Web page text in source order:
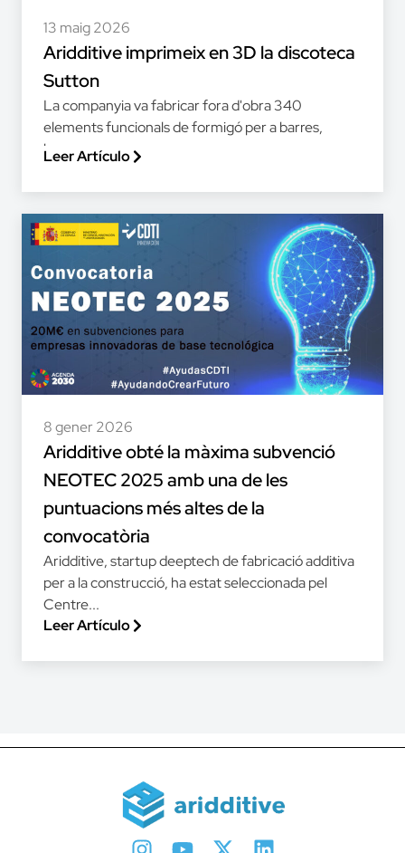
13 maig 2026
Aridditive imprimeix en 3D la discoteca
Sutton
La companyia va fabricar fora d'obra 340
elements funcionals de formigó per a barres,
bancs,...
Leer Artículo
8 gener 2026
Aridditive obté la màxima subvenció
NEOTEC 2025 amb una de les
puntuacions més altes de la
convocatòria
Aridditive, startup deeptech de fabricació additiva
per a la construcció, ha estat seleccionada pel
Centre...
Leer Artículo